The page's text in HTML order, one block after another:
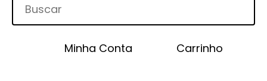
Minha Conta Carrinho